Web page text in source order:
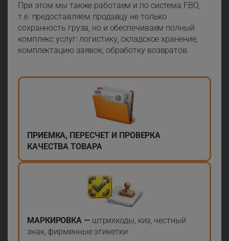
При этом мы также работаем и по система FBO,
т.е. предоставляем продавцу не только
сохранность груза, но и обеспечиваем полный
комплекс услуг: логистику, складское хранение,
комплектацию заявок, обработку возвратов.
ПРИЕМКА, ПЕРЕСЧЕТ И ПРОВЕРКА
КАЧЕСТВА ТОВАРА
МАРКИРОВКА —штрихкоды, киз, честный
знак, фирменные этикетки